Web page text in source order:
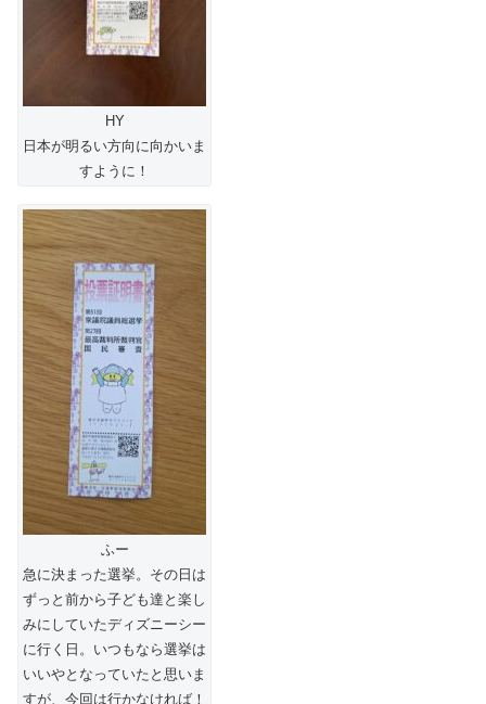
HY
日本が明るい方向に向かいま
すように！
ふー
急に決まった選挙。その日は
ずっと前から子ども達と楽し
みにしていたディズニーシー
に行く日。いつもなら選挙は
いいやとなっていたと思いま
すが、今回は行かなければ！